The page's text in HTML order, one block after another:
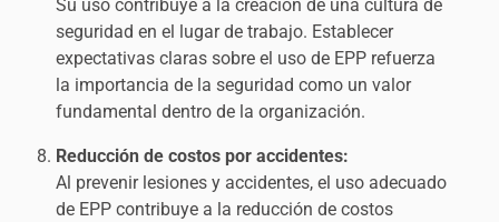
Su uso contribuye a la creación de una cultura de
seguridad en el lugar de trabajo. Establecer
expectativas claras sobre el uso de EPP refuerza
la importancia de la seguridad como un valor
fundamental dentro de la organización.
Reducción de costos por accidentes:
Al prevenir lesiones y accidentes, el uso adecuado
de EPP contribuye a la reducción de costos